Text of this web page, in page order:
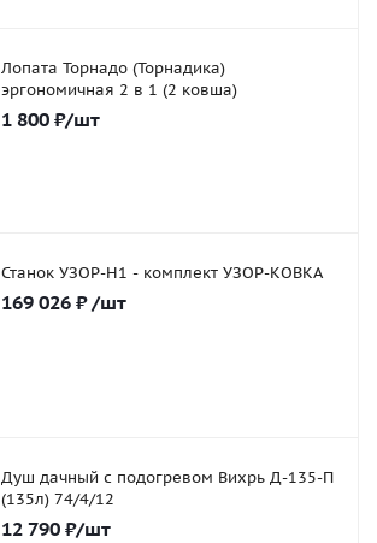
Лопата Торнадо (Торнадика)
эргономичная 2 в 1 (2 ковша)
1 800 ₽/шт
Станок УЗОР-Н1 - комплект УЗОР-КОВКА
169 026 ₽ /шт
Душ дачный с подогревом Вихрь Д-135-П
(135л) 74/4/12
12 790 ₽/шт